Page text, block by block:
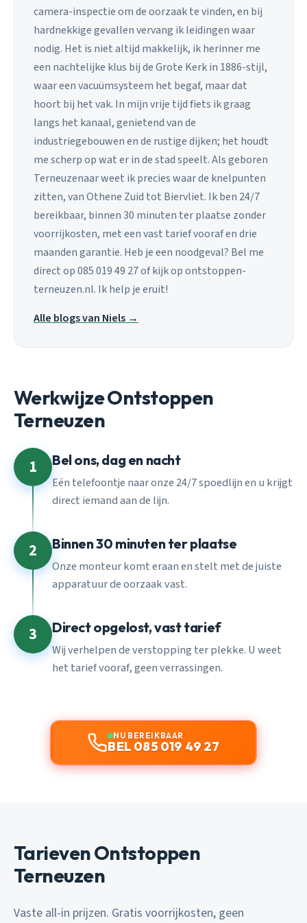
camera-inspectie om de oorzaak te vinden, en bij
hardnekkige gevallen vervang ik leidingen waar
nodig. Het is niet altijd makkelijk, ik herinner me
een nachtelijke klus bij de Grote Kerk in 1886-stijl,
waar een vacuümsysteem het begaf, maar dat
hoort bij het vak. In mijn vrije tijd fiets ik graag
langs het kanaal, genietend van de
industriegebouwen en de rustige dijken; het houdt
me scherp op wat er in de stad speelt. Als geboren
Terneuzenaar weet ik precies waar de knelpunten
zitten, van Othene Zuid tot Biervliet. Ik ben 24/7
bereikbaar, binnen 30 minuten ter plaatse zonder
voorrijkosten, met een vast tarief vooraf en drie
maanden garantie. Heb je een noodgeval? Bel me
direct op 085 019 49 27 of kijk op ontstoppen-
terneuzen.nl. Ik help je eruit!
Alle blogs van Niels →
Werkwijze Ontstoppen
Terneuzen
1 Bel ons, dag en nacht
Eén telefoontje naar onze 24/7 spoedlijn en u krijgt
direct iemand aan de lijn.
2 Binnen 30 minuten ter plaatse
Onze monteur komt eraan en stelt met de juiste
apparatuur de oorzaak vast.
3 Direct opgelost, vast tarief
Wij verhelpen de verstopping ter plekke. U weet
het tarief vooraf, geen verrassingen.
NU BEREIKBAAR
BEL 085 019 49 27
Tarieven Ontstoppen
Terneuzen
Vaste all-in prijzen. Gratis voorrijkosten, geen